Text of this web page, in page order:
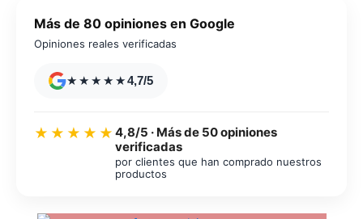
Más de 80 opiniones en Google
Opiniones reales verificadas
★★★★★4,7/5
★★★★★ 4,8/5 · Más de 50 opiniones
verificadas
por clientes que han comprado nuestros
productos